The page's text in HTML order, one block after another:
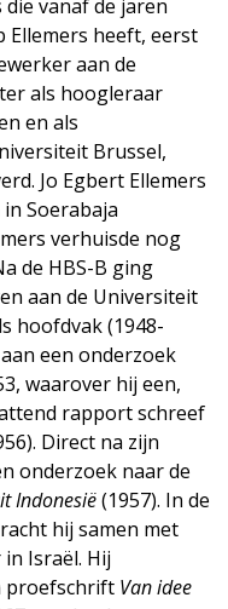
die vanaf de jaren
Ellemers heeft, eerst
aan de
als hoogleraar
en als
Brussel,
Jo Egbert Ellemers
Soerabaja
verhuisde nog
de HBS-B ging
aan de Universiteit
hoofdvak (1948-
een onderzoek
waarover hij een,
rapport schreef
Direct na zijn
onderzoek naar de
Indonesië(1957). In de
hij samen met
Israël. Hij
proefschrift Van idee